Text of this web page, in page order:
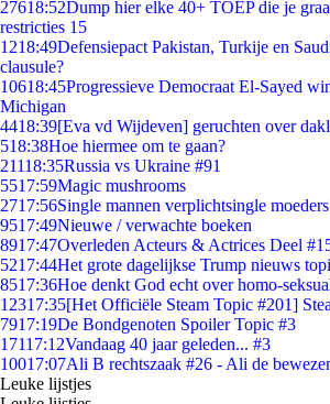
27618:52Dump hier elke 40+ TOEP die je
restricties 15
1218:49Defensiepact Pakistan, Turkije en
clausule?
10618:45Progressieve Democraat El-Sayed
Michigan
4418:39[Eva vd Wijdeven] geruchten over
518:38Hoe hiermee om te gaan?
21118:35Russia vs Ukraine #91
5517:59Magic mushrooms
2717:56Single mannen verplichtsingle
9517:49Nieuwe / verwachte boeken
8917:47Overleden Acteurs & Actrices Deel
5217:44Het grote dagelijkse Trump nieuws
8517:36Hoe denkt God echt over homo-
12317:35[Het Officiële Steam Topic #201]
7917:19De Bondgenoten Spoiler Topic #3
17117:12Vandaag 40 jaar geleden... #3
10017:07Ali B rechtszaak #26 - Ali de
Leuke lijstjes